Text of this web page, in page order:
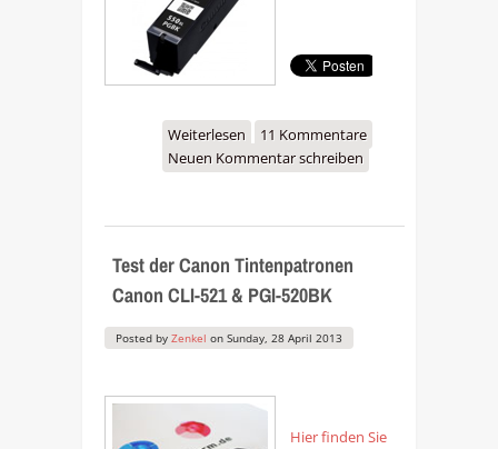
Weiterlesenüber Kompatible Canon
CLI-551 und PGI-550PGBK
11 Kommentare
Neuen Kommentar schreiben
Test der Canon Tintenpatronen
Canon CLI-521 & PGI-520BK
Posted by Zenkel on Sunday, 28 April 2013
Hier finden Sie